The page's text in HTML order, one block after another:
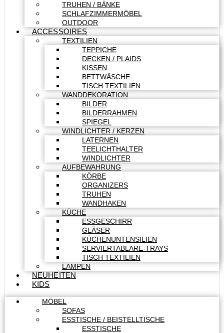
TRUHEN / BÄNKE
SCHLAFZIMMERMÖBEL
OUTDOOR
ACCESSOIRES
TEXTILIEN
TEPPICHE
DECKEN / PLAIDS
KISSEN
BETTWÄSCHE
TISCH TEXTILIEN
WANDDEKORATION
BILDER
BILDERRAHMEN
SPIEGEL
WINDLICHTER / KERZEN
LATERNEN
TEELICHTHALTER
WINDLICHTER
AUFBEWAHRUNG
KÖRBE
ORGANIZERS
TRUHEN
WANDHAKEN
KÜCHE
ESSGESCHIRR
GLÄSER
KÜCHENUNTENSILIEN
SERVIERTABLARE-TRAYS
TISCH TEXTILIEN
LAMPEN
NEUHEITEN
KIDS
MÖBEL
SOFAS
ESSTISCHE / BEISTELLTISCHE
ESSTISCHE